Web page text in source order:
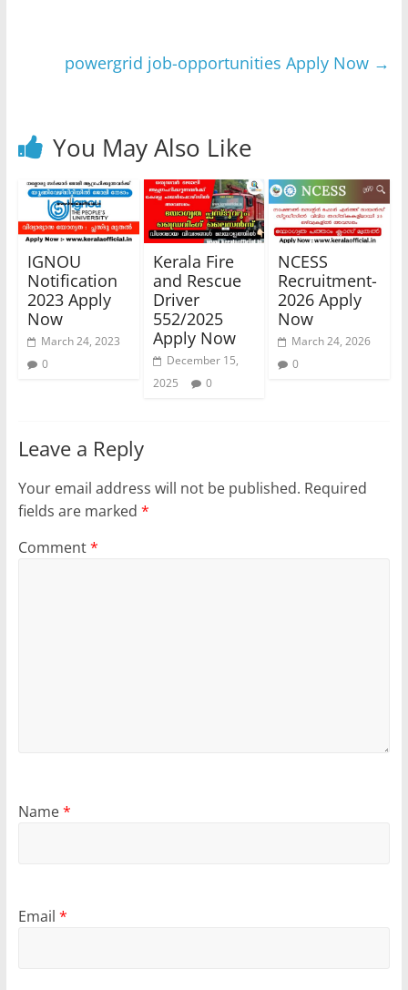
powergrid job-opportunities Apply Now →
You May Also Like
IGNOU
Notification
2023 Apply
Now
March 24, 2023
0
Kerala Fire
and Rescue
Driver
552/2025
Apply Now
December 15,
2025
0
NCESS
Recruitment-
2026 Apply
Now
March 24, 2026
0
Leave a Reply
Your email address will not be published. Required
fields are marked *
Comment*
Name*
Email *